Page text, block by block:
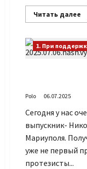
Читать далее
1. При
Polo 06.07.2025
Сегодня у нас
выпускник-
Мариуполя.
уже не первый
протезисты...